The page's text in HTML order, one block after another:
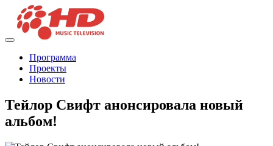
Программа
Проекты
Новости
Тейлор Свифт анонсировала новый
альбом!